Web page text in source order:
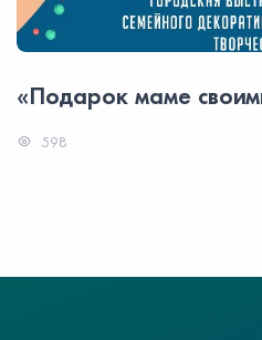
«Подарок маме
598